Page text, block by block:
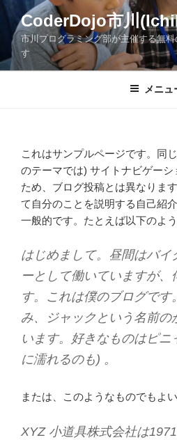
コ
ン
ツ
CoderDojo市川
市川プログラミング部が主催する無
す
メニュ
これはサンプルページです。同
のテーマでは) サイトナビゲー
ため、ブログ投稿とは異なりま
て自分のことを説明する自己紹
一般的です。たとえば以下のよ
はじめまして。昼間はバイ
ーとして働いていますが、
す。これは僕のブログで
み、ジャックという名前の
います。好きなものはピ
に濡れるのも) 。
または、このようなものでもよい
XYZ 小道具株式会社は